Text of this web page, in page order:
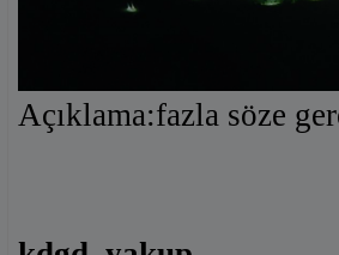
Açıklama:fazla söze